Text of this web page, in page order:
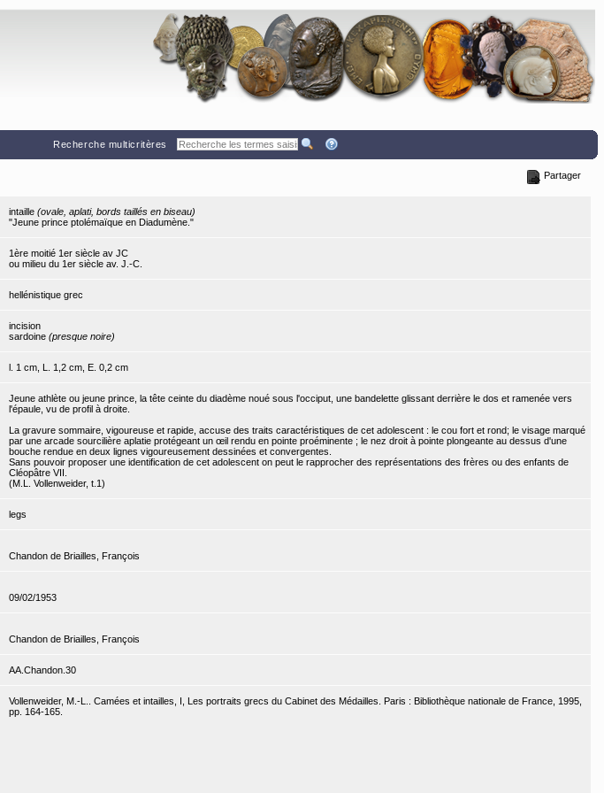
Recherche multicritères
Partager
intaille (ovale, aplati, bords taillés en biseau)
"Jeune prince ptolémaïque en Diadumène."
1ère moitié 1er siècle av JC
ou milieu du 1er siècle av. J.-C.
hellénistique grec
incision
sardoine (presque noire)
l. 1 cm, L. 1,2 cm, E. 0,2 cm
Jeune athlète ou jeune prince, la tête ceinte du diadème noué sous l'occiput, une bandelette glissant derrière le dos et ramenée vers
l'épaule, vu de profil à droite.
La gravure sommaire, vigoureuse et rapide, accuse des traits caractéristiques de cet adolescent : le cou fort et rond; le visage marqué
par une arcade sourcilière aplatie protégeant un œil rendu en pointe proéminente ; le nez droit à pointe plongeante au dessus d'une
bouche rendue en deux lignes vigoureusement dessinées et convergentes.
Sans pouvoir proposer une identification de cet adolescent on peut le rapprocher des représentations des frères ou des enfants de
Cléopâtre VII.
(M.L. Vollenweider, t.1)
legs
Chandon de Briailles, François
09/02/1953
Chandon de Briailles, François
AA.Chandon.30
Vollenweider, M.-L.. Camées et intailles, I, Les portraits grecs du Cabinet des Médailles. Paris : Bibliothèque nationale de France, 1995,
pp. 164-165.